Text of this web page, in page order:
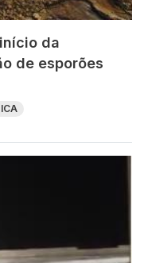
da
de esporões